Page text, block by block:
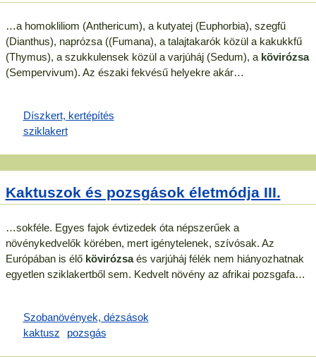
…a homokliliom (Anthericum), a kutyatej (Euphorbia), szegfű
(Dianthus), naprózsa ((Fumana), a talajtakarók közül a kakukkfű
(Thymus), a szukkulensek közül a varjúháj (Sedum), a kövirózsa
(Sempervivum). Az északi fekvésű helyekre akár…
Kaktuszok és pozsgások életmódja III.
…sokféle. Egyes fajok évtizedek óta népszerűek a
növénykedvelők körében, mert igénytelenek, szívósak. Az
Európában is élő kövirózsaés varjúháj félék nem hiányozhatnak
egyetlen sziklakertből sem. Kedvelt növény az afrikai pozsgafa…